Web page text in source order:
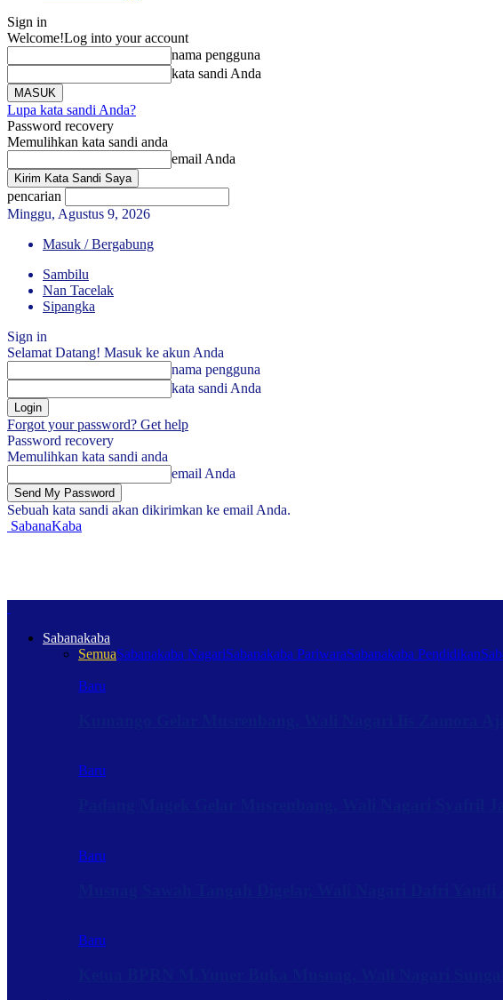
Sign in
Welcome!Log into your account
nama pengguna
kata sandi Anda
Lupa kata sandi Anda?
Password recovery
Memulihkan kata sandi anda
email Anda
pencarian
Minggu, Agustus 9, 2026
Masuk / Bergabung
Sambilu
Nan Tacelak
Sipangka
Sign in
Selamat Datang! Masuk ke akun Anda
nama pengguna
kata sandi Anda
Forgot your password? Get help
Password recovery
Memulihkan kata sandi anda
email Anda
Sebuah kata sandi akan dikirimkan ke email Anda.
SabanaKaba
Sabanakaba
SemuaSabanakaba NagariSabanakaba PariwaraSabanakaba Pendidikan
Baru
Baru
Baru
Baru